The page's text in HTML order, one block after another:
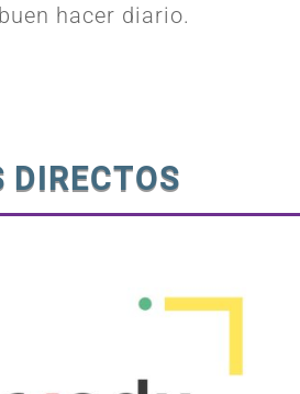
hacer diario.
DIRECTOS